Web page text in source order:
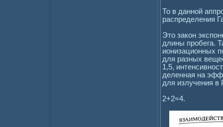
То в данной
распределения
Это закон
длины пробега.
ионизационных
для разных
1,5,
деленная на
для излучения
2+2=4.